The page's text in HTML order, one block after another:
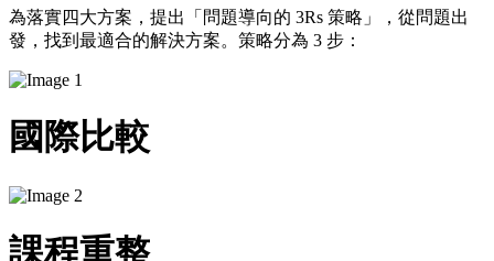
為落實四大方案，提出「問題導向的 3Rs 策略」，​從問題出
發，找到最適合的解決方案。策略分為 3 步： ​
國際比較
課程重整